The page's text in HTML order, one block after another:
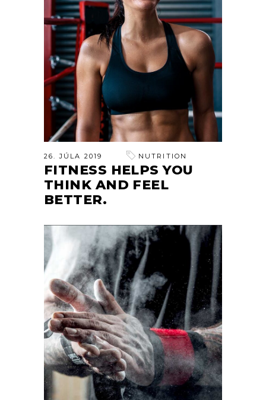
26. JÚLA 2019 NUTRITION
FITNESS HELPS YOU
THINK AND FEEL
BETTER.